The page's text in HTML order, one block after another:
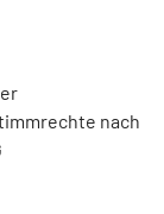
nach